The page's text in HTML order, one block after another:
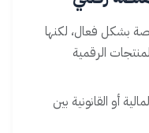
بشكل فعال، لكنها
الرقمية
أو القانونية بين